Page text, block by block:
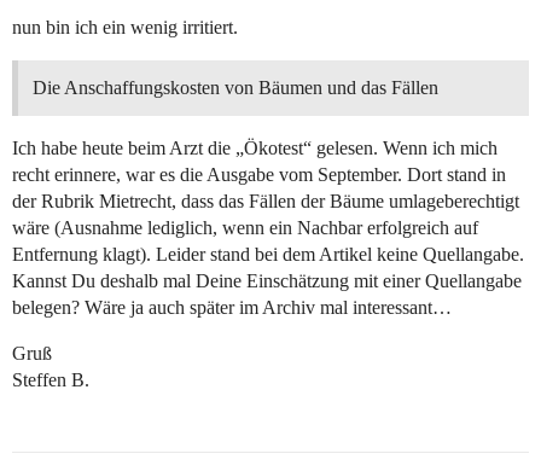
nun bin ich ein wenig irritiert.
Die Anschaffungskosten von Bäumen und das Fällen
Ich habe heute beim Arzt die „Ökotest“ gelesen. Wenn ich mich
recht erinnere, war es die Ausgabe vom September. Dort stand in
der Rubrik Mietrecht, dass das Fällen der Bäume umlageberechtigt
wäre (Ausnahme lediglich, wenn ein Nachbar erfolgreich auf
Entfernung klagt). Leider stand bei dem Artikel keine Quellangabe.
Kannst Du deshalb mal Deine Einschätzung mit einer Quellangabe
belegen? Wäre ja auch später im Archiv mal interessant…
Gruß
Steffen B.